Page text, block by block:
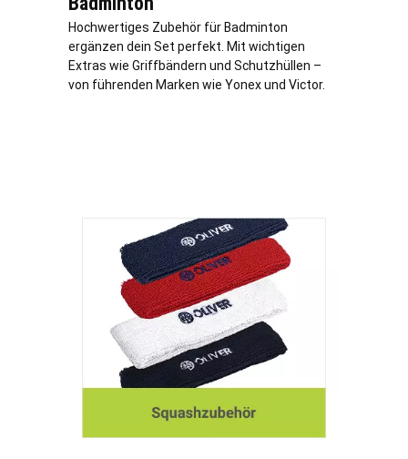
Hochwertiges Zubehör für Badminton
ergänzen dein Set perfekt. Mit wichtigen
Extras wie Griffbändern und Schutzhüllen –
von führenden Marken wie Yonex und Victor.